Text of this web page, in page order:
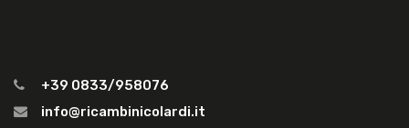
+39 0833/958076
info@ricambinicolardi.it